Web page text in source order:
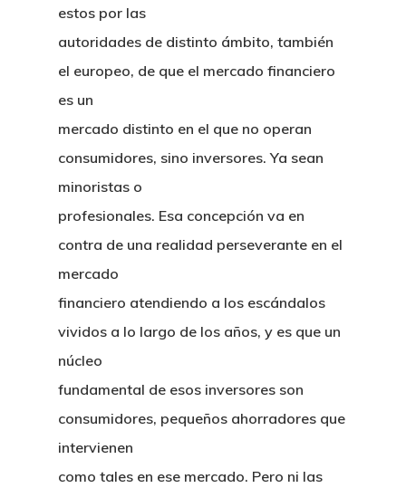
estos por las
autoridades de distinto ámbito, también
el europeo, de que el mercado financiero
es un
mercado distinto en el que no operan
consumidores, sino inversores. Ya sean
minoristas o
profesionales. Esa concepción va en
contra de una realidad perseverante en el
mercado
financiero atendiendo a los escándalos
vividos a lo largo de los años, y es que un
núcleo
fundamental de esos inversores son
consumidores, pequeños ahorradores que
intervienen
como tales en ese mercado. Pero ni las